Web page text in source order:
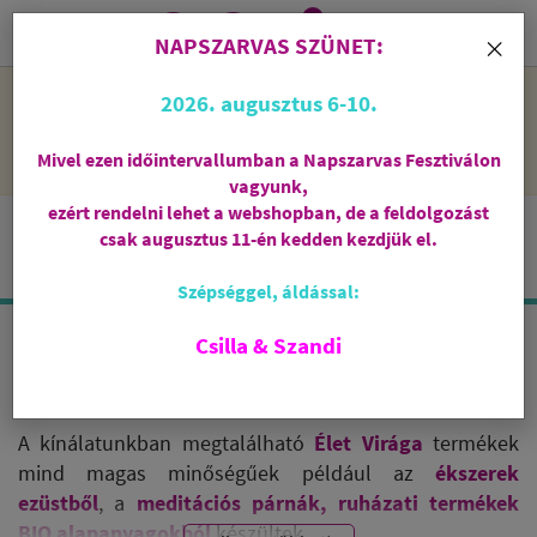
NAPSZARVAS SZÜNET: 2026. augusztus 6-10 - rendelni lehet
feldolgozni őket.
i
0
ÉLET VIRÁGA
A kínálatunkban megtalálható Élet Virága termékek
mind magas minőségűek például az ékszerek
ezüstből, a meditációs párnák, ruházati termékek
×
NAPSZARVAS SZÜNET:
2026. augusztus 6-10.
Mivel ezen időintervallumban a Napszarvas Fesztiválon
vagyunk,
ezért rendelni lehet a webshopban, de a feldolgozást
csak augusztus 11-én kedden kezdjük el.
Szépséggel, áldással:
Csilla & Szandi